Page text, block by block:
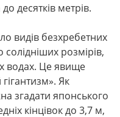
десятків метрів.
видів безхребетних
розмірів,
водах. Це явище
Як
згадати японського
кінцівок до 3,7 м,